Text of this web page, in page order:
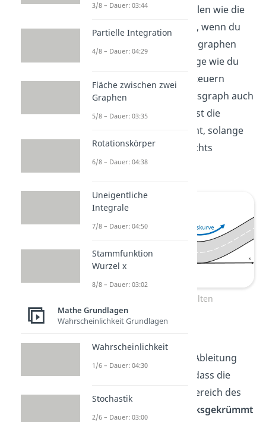
Das kannst du dir vorstellen wie die
Position eines Lenkrades, wenn du
die Kurven des Funktionsgraphen
abfahren würdest. Solange wie du
das Lenkrad nach links steuern
würdest, ist der Funktionsgraph auch
linksgekrümmt. Ebenso ist die
Funktion rechtsgekrümmt, solange
du dein Lenkrad nach rechts
einschlagen würdest.
Krümmungsverhalten
zweite Ableitung
bedeutet, dass die
Funktion in diesem Bereich des
linksgekrümmt
3/8 – Dauer: 03:44
Partielle Integration
4/8 – Dauer: 04:29
Fläche zwischen zwei
Graphen
5/8 – Dauer: 03:35
Rotationskörper
6/8 – Dauer: 04:38
Uneigentliche
Integrale
7/8 – Dauer: 04:50
Stammfunktion
Wurzel x
8/8 – Dauer: 03:02
Mathe Grundlagen
Wahrscheinlichkeit Grundlagen
Wahrscheinlichkeit
1/6 – Dauer: 04:30
Stochastik
2/6 – Dauer: 03:00